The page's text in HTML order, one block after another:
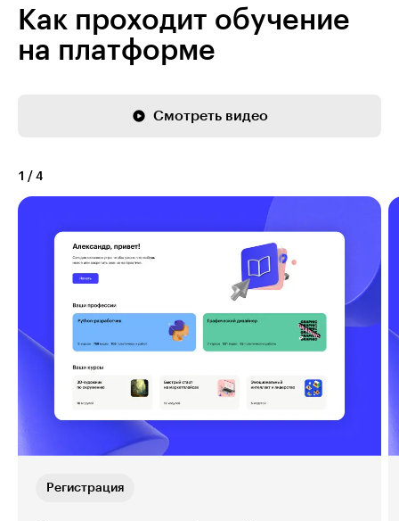
Как проходит обучение
на платформе
Смотреть видео
1 / 4
Регистрация